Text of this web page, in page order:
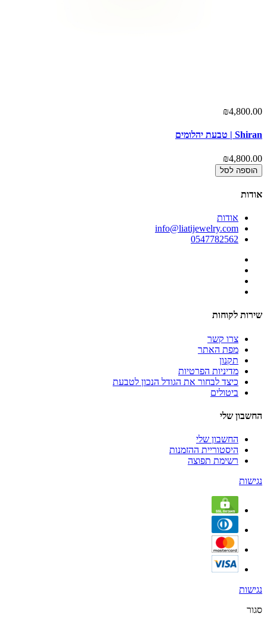
₪4,800.00
Shiran | טבעת יהלומים
₪4,800.00
הוספה לסל
אודות
אודות
info@liatijewelry.com
0547782562
שירות לקוחות
צרו קשר
מפת האתר
תקנון
מדיניות הפרטיות
כיצד לבחור את הגודל הנכון לטבעת
ביטולים
החשבון שלי
החשבון שלי
היסטוריית ההזמנות
רשימת תפוצה
נגישות
נגישות
סגור